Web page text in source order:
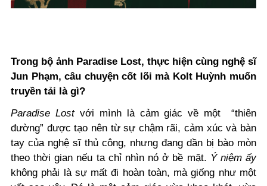
Trong bộ ảnh Paradise Lost, thực hiện cùng nghệ sĩ
Jun Phạm, câu chuyện cốt lõi mà Kolt Huỳnh muốn
truyền tải là gì?
Paradise Lostvới mình là cảm giác về một “thiên
đường” được tạo nên từ sự chậm rãi, cảm xúc và bàn
tay của nghệ sĩ thủ công, nhưng đang dần bị bào mòn
theo thời gian nếu ta chỉ nhìn nó ở bề mặt. Ý niệm ấy
không phải là sự mất đi hoàn toàn, mà giống như một